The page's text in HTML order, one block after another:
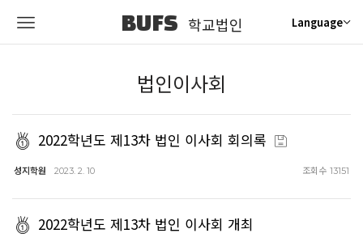
BUFS 학교법인 Language
법인이사회
2022학년도 제13차 법인 이사회 회의록
성지학원 2023. 2. 10 조회수 13151
2022학년도 제13차 법인 이사회 개최